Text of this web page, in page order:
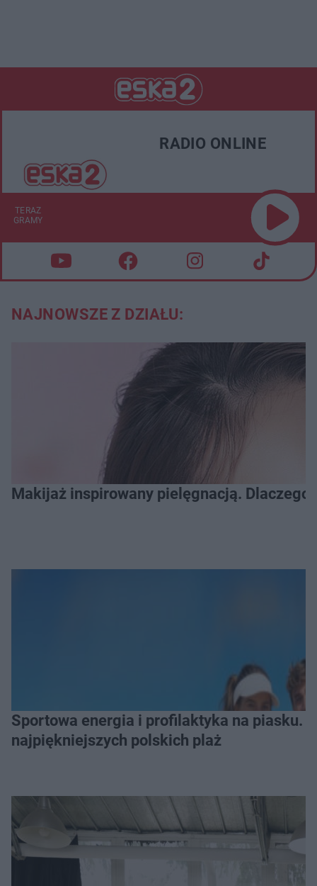
RADIO ONLINE
TERAZ
GRAMY
NAJNOWSZE Z DZIAŁU:
Makijaż inspirowany pielęgnacją.
Sportowa energia i profilaktyka na piasku. Baltic Tour Medicover Sport odwiedzi 10
najpiękniejszych polskich plaż